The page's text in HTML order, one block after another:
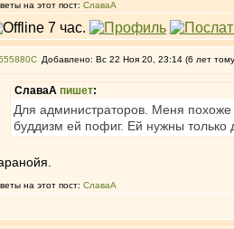
на этот пост: СлаваА
Добавлено: Вс 22 Ноя 20, 23:14 (6 лет
СлаваА пишет:
Для администраторов. Меня
буддизм ей пофиг. Ей нужны только
на этот пост: СлаваА